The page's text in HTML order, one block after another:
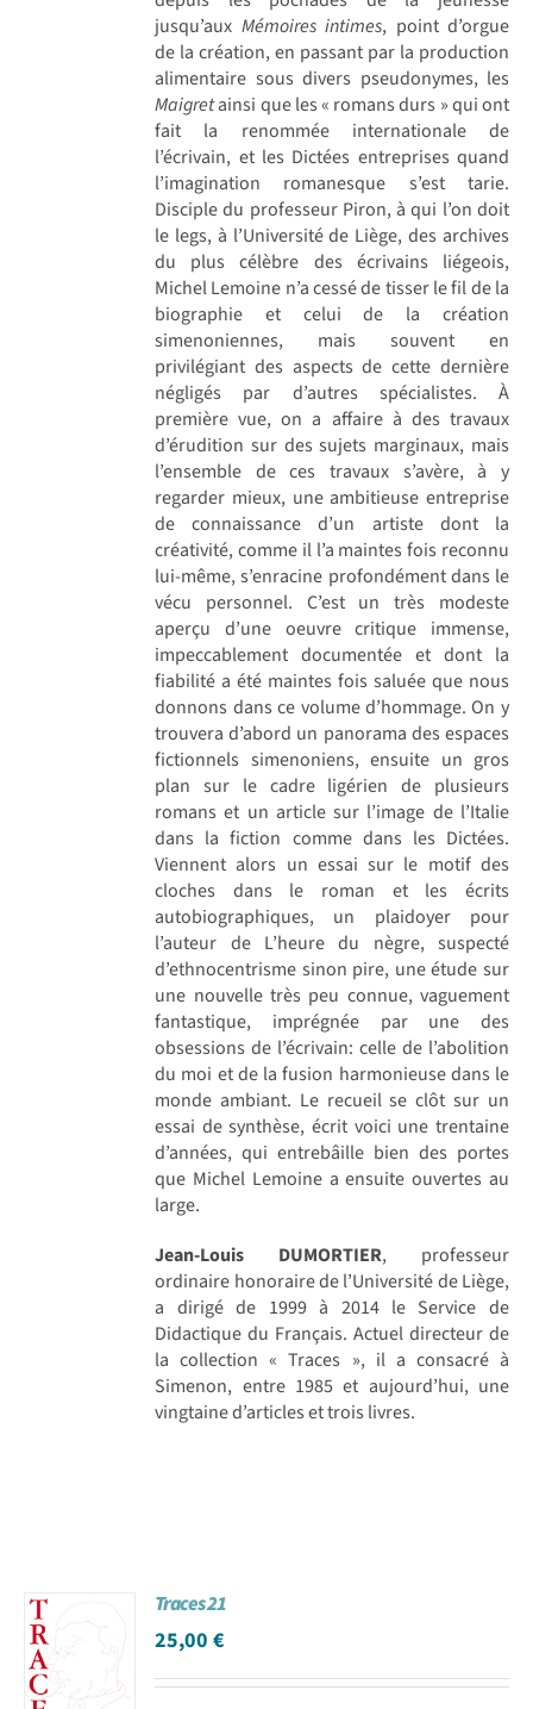
jusqu’aux Mémoires intimes, point d’orgue
de la création, en passant par la production
alimentaire sous divers pseudonymes, les
Maigretainsi que les « romans durs » qui ont
fait la renommée internationale de
l’écrivain, et les Dictées entreprises quand
l’imagination romanesque s’est tarie.
Disciple du professeur Piron, à qui l’on doit
le legs, à l’Université de Liège, des archives
du plus célèbre des écrivains liégeois,
Michel Lemoine n’a cessé de tisser le fil de la
biographie et celui de la création
simenoniennes, mais souvent en
privilégiant des aspects de cette dernière
négligés par d’autres spécialistes. À
première vue, on a affaire à des travaux
d’érudition sur des sujets marginaux, mais
l’ensemble de ces travaux s’avère, à y
regarder mieux, une ambitieuse entreprise
de connaissance d’un artiste dont la
créativité, comme il l’a maintes fois reconnu
lui-même, s’enracine profondément dans le
vécu personnel. C’est un très modeste
aperçu d’une oeuvre critique immense,
impeccablement documentée et dont la
fiabilité a été maintes fois saluée que nous
donnons dans ce volume d’hommage. On y
trouvera d’abord un panorama des espaces
fictionnels simenoniens, ensuite un gros
plan sur le cadre ligérien de plusieurs
romans et un article sur l’image de l’Italie
dans la fiction comme dans les Dictées.
Viennent alors un essai sur le motif des
cloches dans le roman et les écrits
autobiographiques, un plaidoyer pour
l’auteur de L’heure du nègre, suspecté
d’ethnocentrisme sinon pire, une étude sur
une nouvelle très peu connue, vaguement
fantastique, imprégnée par une des
obsessions de l’écrivain: celle de l’abolition
du moi et de la fusion harmonieuse dans le
monde ambiant. Le recueil se clôt sur un
essai de synthèse, écrit voici une trentaine
d’années, qui entrebâille bien des portes
que Michel Lemoine a ensuite ouvertes au
large.
Jean-Louis DUMORTIER, professeur
ordinaire honoraire de l’Université de Liège,
a dirigé de 1999 à 2014 le Service de
Didactique du Français. Actuel directeur de
la collection « Traces », il a consacré à
Simenon, entre 1985 et aujourd’hui, une
vingtaine d’articles et trois livres.
Traces 21
25,00€